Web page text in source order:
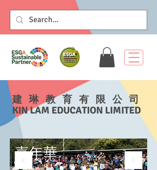
​建琳教育有限公司
KIN LAM EDUCATION LIMITED
​嘉年華